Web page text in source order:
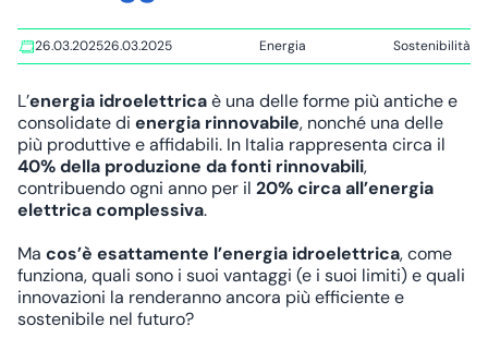
26.03.202526.03.2025 Energia
Tags: Sostenibilità
L’energia idroelettricaè una delle forme più antiche e
consolidate di energia rinnovabile, nonché una delle
più produttive e affidabili. In Italia rappresenta circa il
40% della produzione da fonti rinnovabili,
contribuendo ogni anno per il 20% circa all’energia
elettrica complessiva.
Ma cos’è esattamente l’energia idroelettrica, come
funziona, quali sono i suoi vantaggi (e i suoi limiti) e quali
innovazioni la renderanno ancora più efficiente e
sostenibile nel futuro?